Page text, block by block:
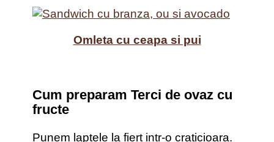
Omleta cu ceapa si pui
Cum preparam Terci de ovaz cu
fructe
Punem laptele la fiert intr-o craticioara.